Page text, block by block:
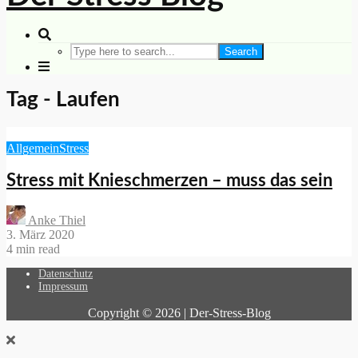
Search
Tag - Laufen
AllgemeinStress
Stress mit Knieschmerzen – muss das sein
Anke Thiel
3. März 2020
4 min read
Datenschutz
Impressum
Copyright © 2026 | Der-Stress-Blog